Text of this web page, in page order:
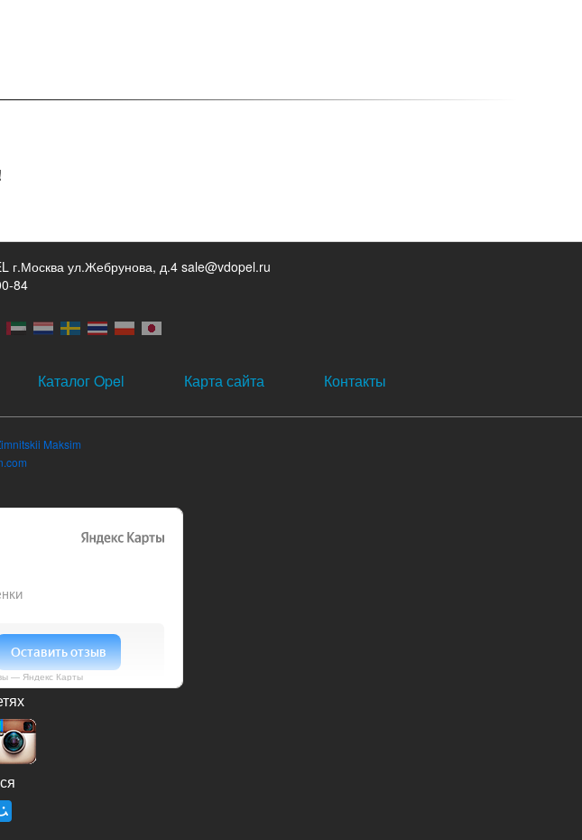
ул.Жебрунова, д.4 sale@vdopel.ru
84
Каталог Opel Карта сайта Контакты
Maksim
— Яндекс Карты